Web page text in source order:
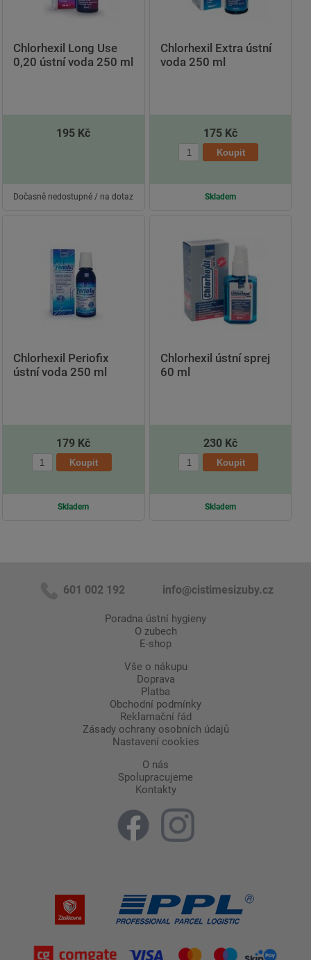
Chlorhexil Long Use
0,20 ústní voda 250 ml
195 Kč
Dočasně nedostupné / na dotaz
Chlorhexil Extra ústní
voda 250 ml
175 Kč
Skladem
Chlorhexil Periofix
ústní voda 250 ml
179 Kč
Skladem
Chlorhexil ústní sprej
60 ml
230 Kč
Skladem
601 002 192 info@cistimesizuby.cz
Poradna ústní hygieny
O zubech
E-shop
Vše o nákupu
Doprava
Platba
Obchodní podmínky
Reklamační řád
Zásady ochrany osobních údajů
Nastavení cookies
O nás
Spolupracujeme
Kontakty